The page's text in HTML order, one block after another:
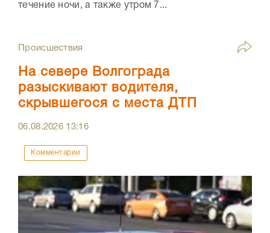
течение ночи, а также утром 7...
Происшествия
На севере Волгограда
разыскивают водителя,
скрывшегося с места ДТП
06.08.2026 13:16
Комментарии